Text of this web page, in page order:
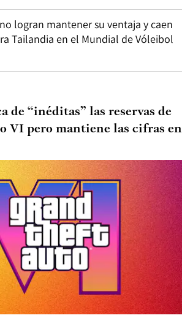
logran mantener su ventaja y caen
Tailandia en el Mundial de Vóleibol
de “inéditas” las reservas de
VI pero mantiene las cifras en